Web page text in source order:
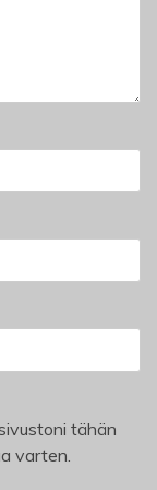
tähän
varten.